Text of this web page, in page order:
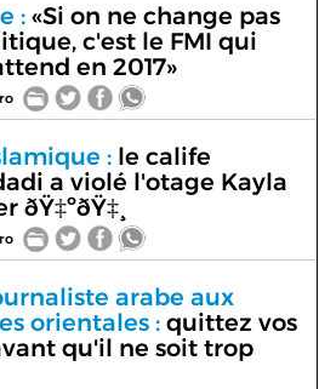
:«Si on ne change pas
c'est le FMI qui
en 2017»
:le calife
a violé l'otage Kayla
ðŸ‡ºðŸ‡¸
arabe aux
orientales :quittez vos
qu'il ne soit trop